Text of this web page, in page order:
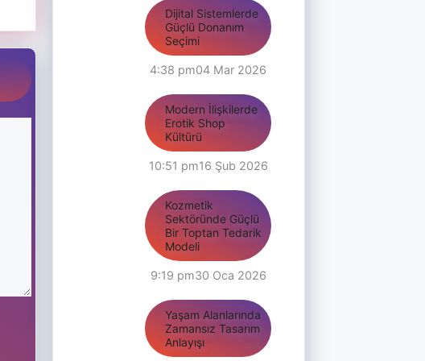
Dijital Sistemlerde
Güçlü Donanım
Seçimi
4:38 pm04 Mar 2026
Modern İlişkilerde
Erotik Shop
Kültürü
10:51 pm16 Şub 2026
Kozmetik
Sektöründe Güçlü
Bir Toptan Tedarik
Modeli
9:19 pm30 Oca 2026
Yaşam Alanlarında
Zamansız Tasarım
Anlayışı